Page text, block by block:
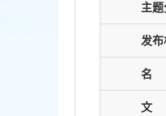
主题
发布
名
文